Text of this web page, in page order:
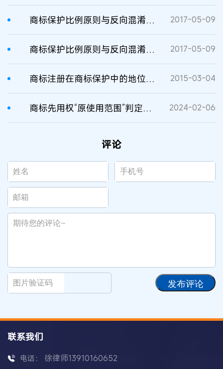
商标保护比例原则与反向混淆的例外之探讨 2017-05-09
商标保护比例原则与反向混淆的例外之探讨 2017-05-09
商标注册在商标保护中的地位与作用 2015-03-04
商标先用权“原使用范围”判定中比例原则的适用 2024-02-06
评论
发布评论
联系我们
电话： 徐律师13910160652